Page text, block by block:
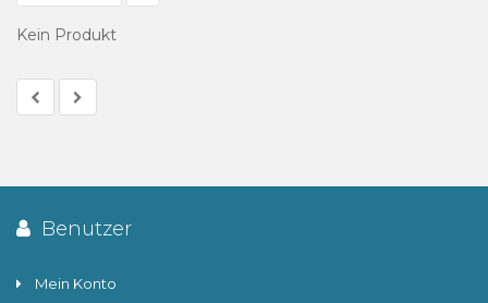
Kein Produkt
Benutzer
Mein Konto